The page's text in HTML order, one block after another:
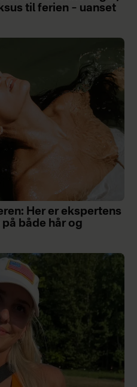
til ferien – uanset
Her er ekspertens
både hår og